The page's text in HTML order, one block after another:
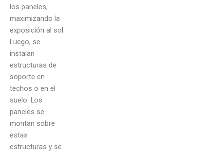
los paneles,
maximizando la
exposición al sol.
Luego, se
instalan
estructuras de
soporte en
techos o en el
suelo. Los
paneles se
montan sobre
estas
estructuras y se